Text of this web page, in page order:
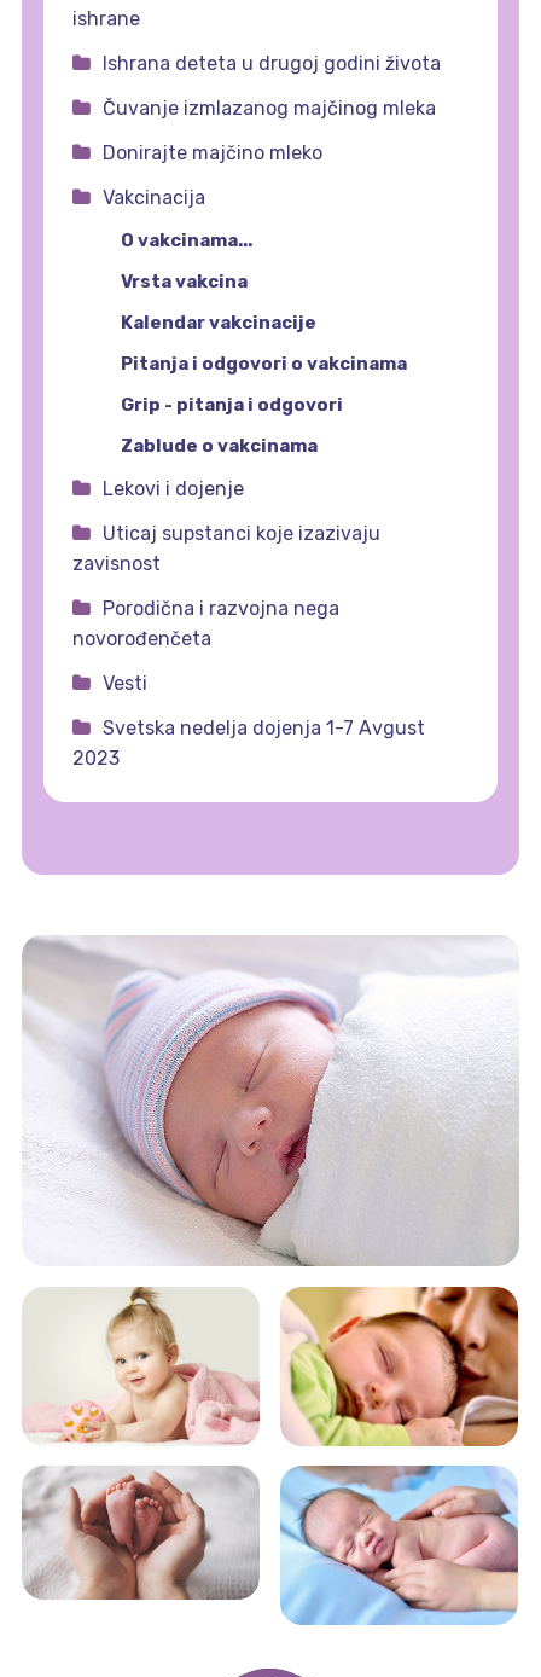
ishrane
Ishrana deteta u drugoj godini života
Čuvanje izmlazanog majčinog mleka
Donirajte majčino mleko
Vakcinacija
O vakcinama...
Vrsta vakcina
Kalendar vakcinacije
Pitanja i odgovori o vakcinama
Grip - pitanja i odgovori
Zablude o vakcinama
Lekovi i dojenje
Uticaj supstanci koje izazivaju
zavisnost
Porodična i razvojna nega
novorođenčeta
Vesti
Svetska nedelja dojenja 1-7 Avgust
2023